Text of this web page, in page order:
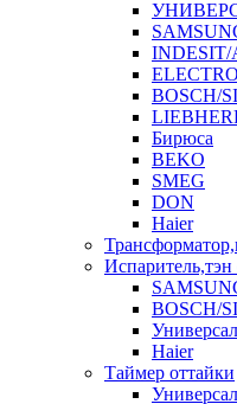
INDESIT/
BOSCH/
Бирюса
BEKO
SMEG
DON
Haier
Испаритель,тэн
BOSCH/
Haier
Таймер оттайки